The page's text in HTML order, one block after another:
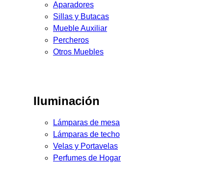
Aparadores
Sillas y Butacas
Mueble Auxiliar
Percheros
Otros Muebles
Iluminación
Lámparas de mesa
Lámparas de techo
Velas y Portavelas
Perfumes de Hogar